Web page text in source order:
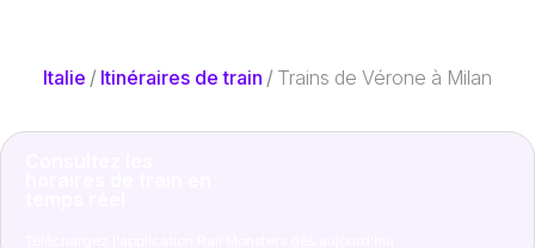
Italie / Itinéraires de train / Trains de Vérone à Milan